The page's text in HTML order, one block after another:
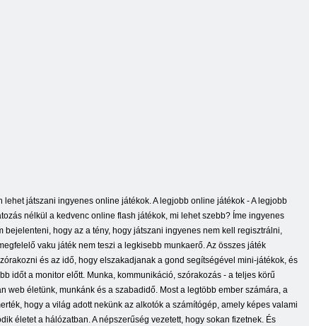
játszani ingyenes online játékok. A legjobb online játékok - A legjobb
nélkül a kedvenc online flash játékok, mi lehet szebb? Íme ingyenes
hogy az a tény, hogy játszani ingyenes nem kell regisztrálni,
vaku játék nem teszi a legkisebb munkaerő. Az összes játék
és az idő, hogy elszakadjanak a gond segítségével mini-játékok, és
időt a monitor előtt. Munka, kommunikáció, szórakozás - a teljes körű
életünk, munkánk és a szabadidő. Most a legtöbb ember számára, a
hogy a világ adott nekünk az alkotók a számítógép, amely képes valami
életet a hálózatban. A népszerűség vezetett, hogy sokan fizetnek. És